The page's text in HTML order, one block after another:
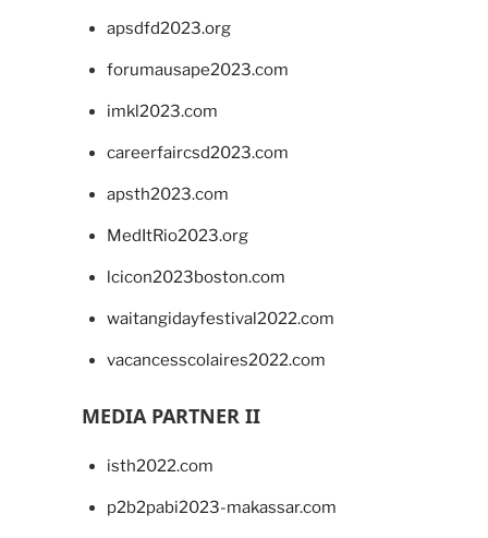
apsdfd2023.org
forumausape2023.com
imkl2023.com
careerfaircsd2023.com
apsth2023.com
MedItRio2023.org
lcicon2023boston.com
waitangidayfestival2022.com
vacancesscolaires2022.com
MEDIA PARTNER II
isth2022.com
p2b2pabi2023-makassar.com